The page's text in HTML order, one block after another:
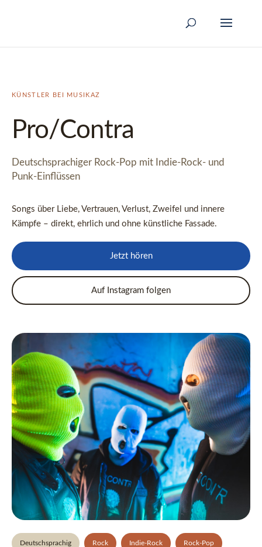
KÜNSTLER BEI MUSIKAZ
Pro/Contra
Deutschsprachiger Rock-Pop mit Indie-Rock- und
Punk-Einflüssen
Songs über Liebe, Vertrauen, Verlust, Zweifel und innere
Kämpfe – direkt, ehrlich und ohne künstliche Fassade.
Jetzt hören
Auf Instagram folgen
Deutschsprachig Rock Indie-Rock Rock-Pop